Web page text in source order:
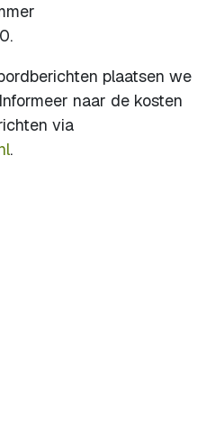
plaatsen we
naar de kosten
via
.